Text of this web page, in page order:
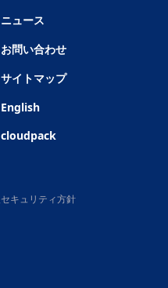
ニュース
お問い合わせ
サイトマップ
English
cloudpack
キュリティ方針